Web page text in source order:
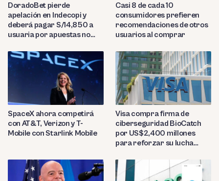
DoradoBet pierde
apelación en Indecopi y
deberá pagar S/14,850 a
usuaria por apuestas no
Casi 8 de cada 10
consumidores prefieren
recomendaciones de otros
usuarios al comprar
SpaceX ahora competirá
con AT&T, Verizon y T-
Mobile con Starlink Mobile
Visa compra firma de
ciberseguridad BioCatch
por US$2,400 millones
para reforzar su lucha